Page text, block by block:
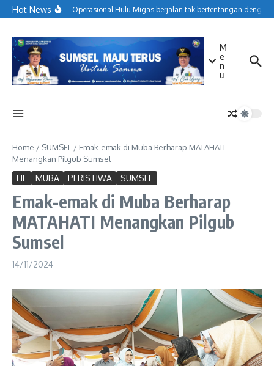
Lewati ke konten
Hot NewsMenjaga Operasional Hulu Migas berjalan tak bertentangan dengan
M
e
n
u
Home / SUMSEL / Emak-emak di Muba Berharap MATAHATI
Menangkan Pilgub Sumsel
HL MUBA PERISTIWA SUMSEL
Emak-emak di Muba Berharap
MATAHATI Menangkan Pilgub
Sumsel
14/11/2024